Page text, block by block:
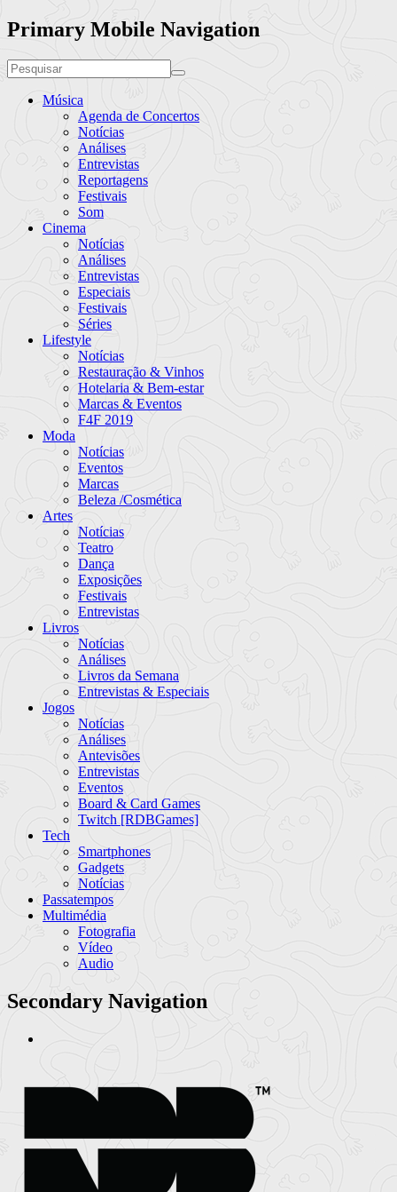
Primary Mobile Navigation
Música
Agenda de Concertos
Notícias
Análises
Entrevistas
Reportagens
Festivais
Som
Cinema
Notícias
Análises
Entrevistas
Especiais
Festivais
Séries
Lifestyle
Notícias
Restauração & Vinhos
Hotelaria & Bem-estar
Marcas & Eventos
F4F 2019
Moda
Notícias
Eventos
Marcas
Beleza /Cosmética
Artes
Notícias
Teatro
Dança
Exposições
Festivais
Entrevistas
Livros
Notícias
Análises
Livros da Semana
Entrevistas & Especiais
Jogos
Notícias
Análises
Antevisões
Entrevistas
Eventos
Board & Card Games
Twitch [RDBGames]
Tech
Smartphones
Gadgets
Notícias
Passatempos
Multimédia
Fotografia
Vídeo
Audio
Secondary Navigation